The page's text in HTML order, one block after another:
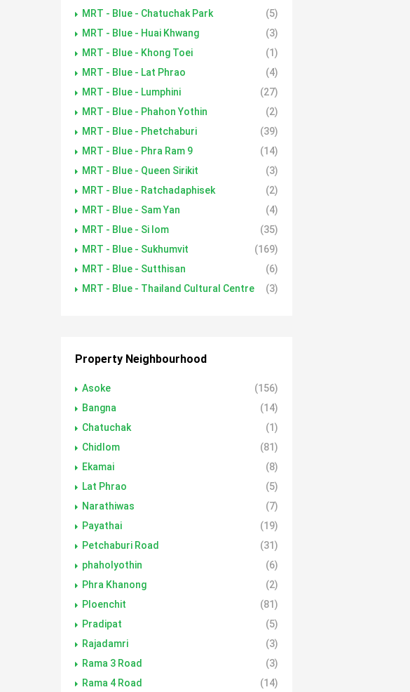
MRT - Blue - Chatuchak Park
(5)
MRT - Blue - Huai Khwang
(3)
MRT - Blue - Khong Toei
(1)
MRT - Blue - Lat Phrao
(4)
MRT - Blue - Lumphini
(27)
MRT - Blue - Phahon Yothin
(2)
MRT - Blue - Phetchaburi
(39)
MRT - Blue - Phra Ram 9
(14)
MRT - Blue - Queen Sirikit
(3)
MRT - Blue - Ratchadaphisek
(2)
MRT - Blue - Sam Yan
(4)
MRT - Blue - Si lom
(35)
MRT - Blue - Sukhumvit
(169)
MRT - Blue - Sutthisan
(6)
MRT - Blue - Thailand Cultural Centre
(3)
Property Neighbourhood
Asoke
(156)
Bangna
(14)
Chatuchak
(1)
Chidlom
(81)
Ekamai
(8)
Lat Phrao
(5)
Narathiwas
(7)
Payathai
(19)
Petchaburi Road
(31)
phaholyothin
(6)
Phra Khanong
(2)
Ploenchit
(81)
Pradipat
(5)
Rajadamri
(3)
Rama 3 Road
(3)
Rama 4 Road
(14)